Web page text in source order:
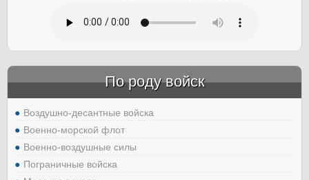
По роду войск
Воздушно-десантные войска
Военно-морской флот
Военно-воздушные силы
Пограничные войска